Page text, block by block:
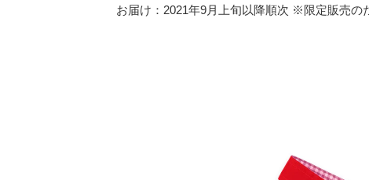
お届け：2021年9月上旬以降順次 ※限定販売